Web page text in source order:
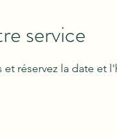
service
réservez la date et